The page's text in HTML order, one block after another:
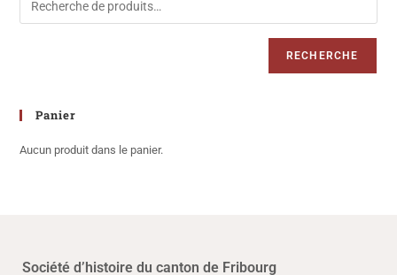
RECHERCHE
Panier
Aucun produit dans le panier.
Société d’histoire du canton de Fribourg